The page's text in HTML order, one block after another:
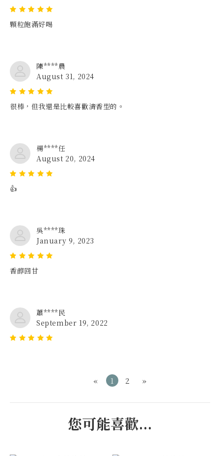
顆粒飽滿好喝
陳****農
August 31, 2024
很棒，但我還是比較喜歡清香型的。
楊****任
August 20, 2024
👍
吳****珠
January 9, 2023
香醇回甘
蕭****民
September 19, 2022
« 1 2 »
您可能喜歡...